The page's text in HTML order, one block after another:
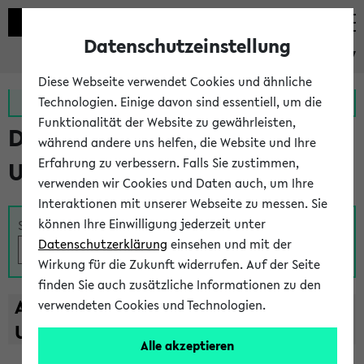
eKVV
Zur MeineUni App Zum MeineUni Portal
Das Lehrangebot der
Universität Bielefeld
Suche
A B C D E F G H I J K L M N O
U
V W X Y
Z
Datenschutzeinstellung
Diese Webseite verwendet Cookies und ähnliche
Technologien. Einige davon sind essentiell, um die
Funktionalität der Website zu gewährleisten,
während andere uns helfen, die Website und Ihre
Erfahrung zu verbessern. Falls Sie zustimmen,
verwenden wir Cookies und Daten auch, um Ihre
Interaktionen mit unserer Webseite zu messen. Sie
können Ihre Einwilligung jederzeit unter
Datenschutzerklärung einsehen und mit der
Wirkung für die Zukunft widerrufen. Auf der Seite
finden Sie auch zusätzliche Informationen zu den
verwendeten Cookies und Technologien.
Alle akzeptieren